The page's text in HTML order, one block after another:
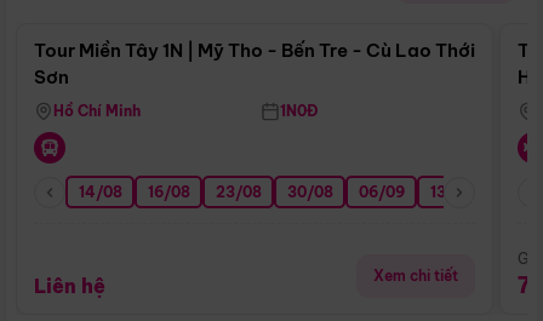
Tour Miền Tây 1N | Mỹ Tho - Bến Tre - Cù Lao Thới
Sơn
Hồ Chí Minh 1N0Đ
14/08 16/08 23/08 30/08 06/09 13/09
Liên hệ Xem chi tiết